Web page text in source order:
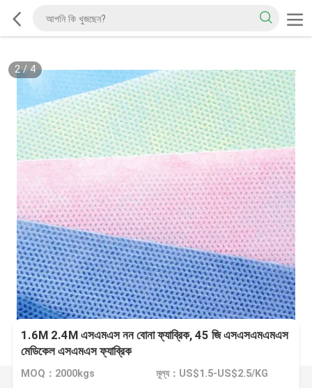
2/ 4
1.6M 2.4M এসএমএস নন বোনা ফ্যাব্রিক, 45 জি এসএসএমএমএস
মেডিকেল এসএমএস ফ্যাব্রিক
MOQ：2000kgs মূল্য：US$1.5-US$2.5/KG